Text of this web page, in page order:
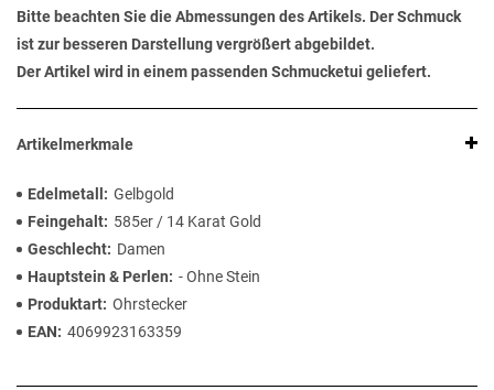
Bitte beachten Sie die Abmessungen des Artikels. Der Schmuck
ist zur besseren Darstellung vergrößert abgebildet.
Der Artikel wird in einem passenden Schmucketui geliefert.
Artikelmerkmale
Edelmetall
Gelbgold
Feingehalt
585er / 14 Karat Gold
Geschlecht
Damen
Hauptstein & Perlen
- Ohne Stein
Produktart Ohrstecker
EAN
4069923163359